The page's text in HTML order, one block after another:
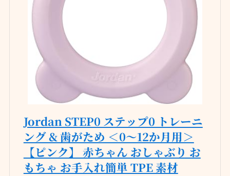
Jordan STEP0 ステップ0 トレーニ
ング & 歯がため ＜0～12か月用＞
【ピンク】 赤ちゃん おしゃぶり お
もちゃ お手入れ簡単 TPE 素材